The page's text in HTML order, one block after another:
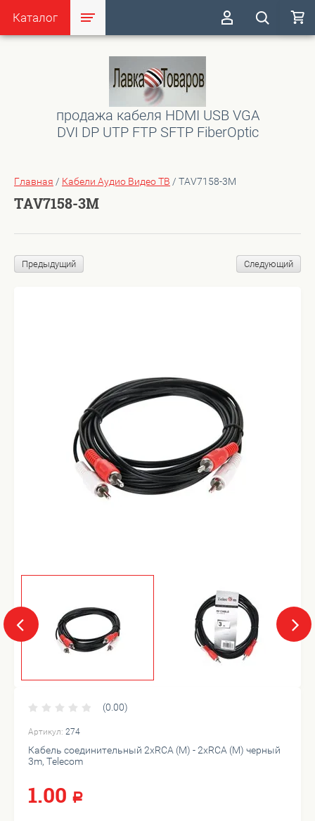
Каталог
продажа кабеля HDMI USB VGA
DVI DP UTP FTP SFTP FiberOptic
Главная / Кабели Аудио Видео ТВ / TAV7158-3M
TAV7158-3M
Предыдущий Следующий
(0.00)
Артикул: 274
Кабель соединительный 2xRCA (M) - 2xRCA (M) черный
3m, Telecom
1.00 Р